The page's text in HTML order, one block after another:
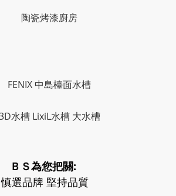
ＢＳ為您把關:
慎選品牌 堅持品質